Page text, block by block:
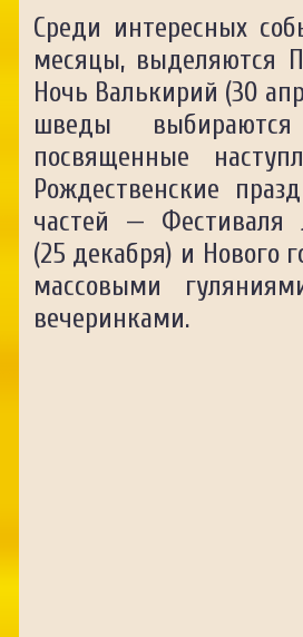
Среди интересных
месяцы, выделяются
Ночь Валькирий (30
шведы
посвященные
Рождественские
частей — Фестиваля
(25 декабря) и Нового
массовыми
вечеринками.